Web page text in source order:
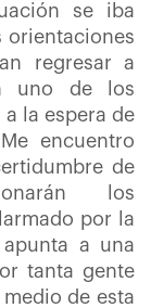
se iba
orientaciones
regresar a
uno de los
la espera de
encuentro
de
los
por la
a una
tanta gente
de esta